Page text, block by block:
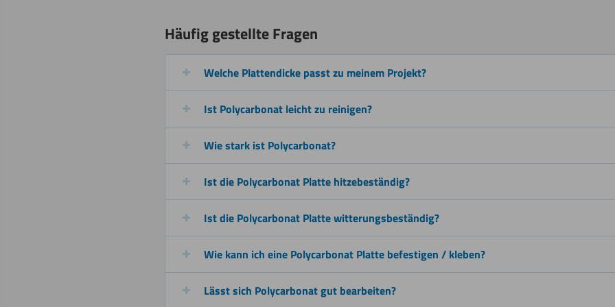
(Kreissäge)
Beschichten Lasern
Schweißen Wasserstrahlschneiden
Häufig gestellte Fragen
Welche Plattendicke passt zu meinem Projekt?
Ist Polycarbonat leicht zu reinigen?
Wie stark ist Polycarbonat?
Ist die Polycarbonat Platte hitzebeständig?
Ist die Polycarbonat Platte witterungsbeständig?
Wie kann ich eine Polycarbonat Platte befestigen / kleben?
Lässt sich Polycarbonat gut bearbeiten?